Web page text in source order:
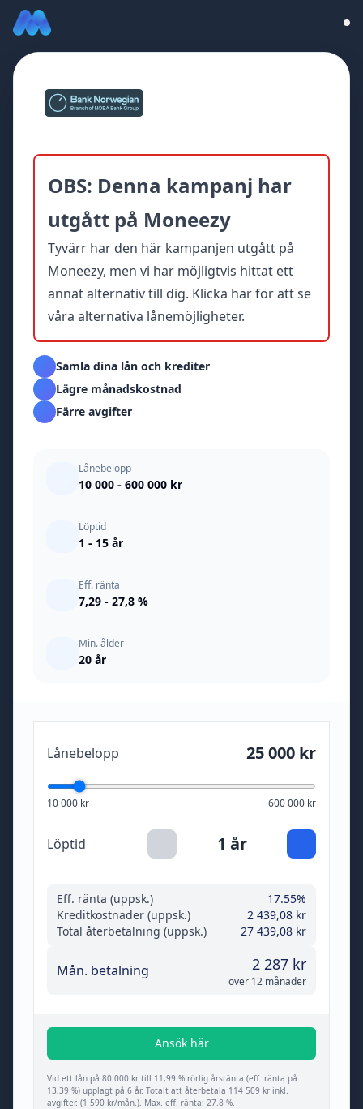
OBS: Denna kampanj har
utgått på Moneezy
Tyvärr har den här kampanjen utgått på
Moneezy, men vi har möjligtvis hittat ett
annat alternativ till dig. Klicka här för att se
våra alternativa lånemöjligheter.
Samla dina lån och krediter
Lägre månadskostnad
Färre avgifter
Lånebelopp
10 000 - 600 000 kr
Löptid
1 - 15 år
Eff. ränta
7,29 - 27,8 %
Min. ålder
20 år
Lånebelopp 25 000 kr
10 000 kr 600 000 kr
Löptid 1 år
Eff. ränta (uppsk.)
17.55%
Kreditkostnader (uppsk.)
2 439,08 kr
Total återbetalning (uppsk.)
27 439,08 kr
Mån. betalning 2 287 kr
över 12 månader
Ansök här
Vid ett lån på 80 000 kr till 11,99 % rörlig årsränta (eff. ränta på
13,39 %) upplagt på 6 år. Totalt att återbetala 114 509 kr inkl.
avgifter. (1 590 kr/mån.). Max. eff. ränta: 27.8 %.